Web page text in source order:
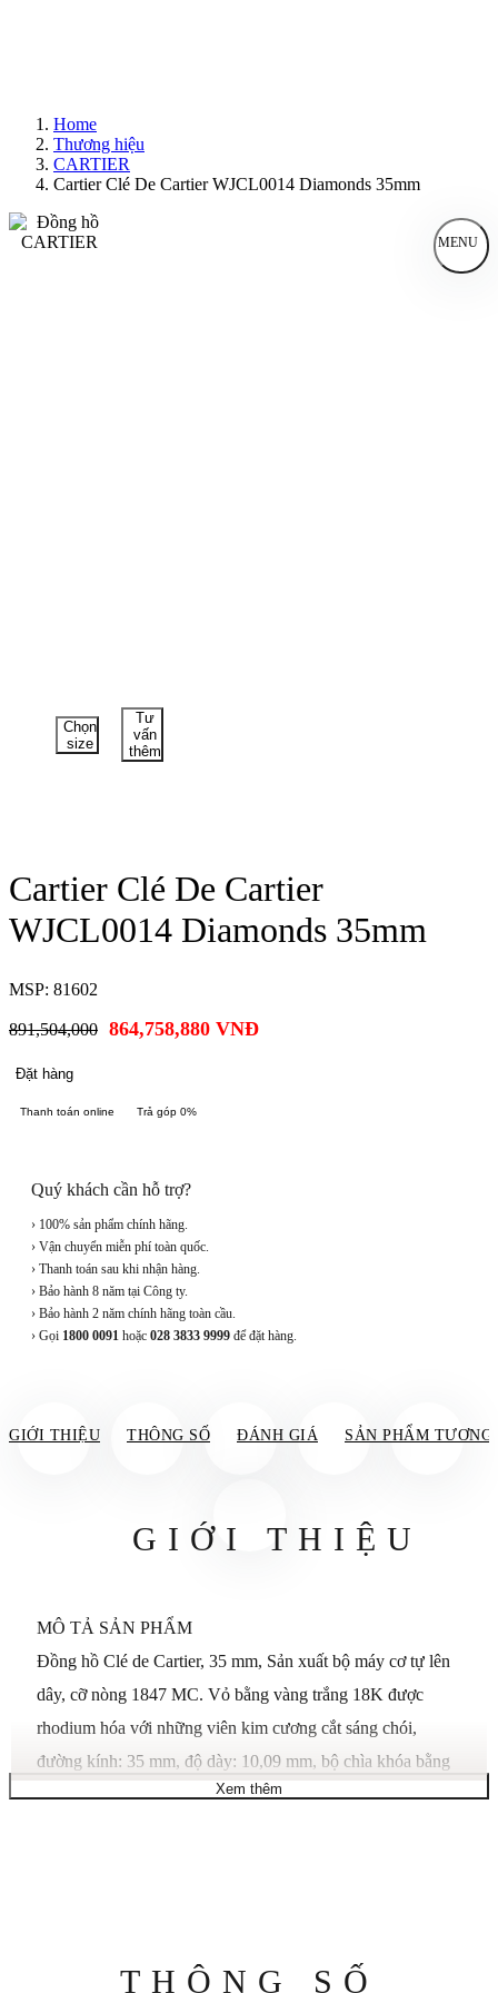
Home
Thương hiệu
CARTIER
Cartier Clé De Cartier WJCL0014 Diamonds 35mm
MENU
Chọn
size
Tư
vấn
thêm
Cartier Clé De Cartier
WJCL0014 Diamonds 35mm
MSP: 81602
891,504,000 864,758,880 VNĐ
Đặt hàng
Thanh toán online Trả góp 0%
Quý khách cần hỗ trợ?
› 100% sản phẩm chính hãng.
› Vận chuyển miễn phí toàn quốc.
› Thanh toán sau khi nhận hàng.
› Bảo hành 8 năm tại Công ty.
› Bảo hành 2 năm chính hãng toàn cầu.
› Gọi 1800 0091 hoặc 028 3833 9999 để đặt hàng.
GIỚI THIỆU THÔNG SỐ ĐÁNH GIÁ SẢN PHẨM TƯƠNG
GIỚI THIỆU
MÔ TẢ SẢN PHẨM
Đồng hồ Clé de Cartier, 35 mm, Sản xuất bộ máy cơ tự lên
dây, cỡ nòng 1847 MC. Vỏ bằng vàng trắng 18K được
rhodium hóa với những viên kim cương cắt sáng chói,
đường kính: 35 mm, độ dày: 10,09 mm, bộ chìa khóa bằng
sapphire, mặt số hiệu ứng tia mặt trời flinqué, kim hình
Xem thêm
THÔNG SỐ